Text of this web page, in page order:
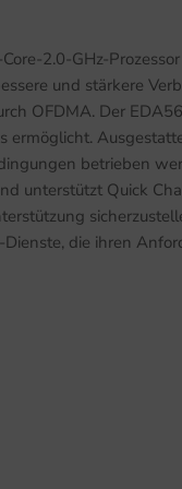
2.0-GHz-
und stärkere
OFDMA. Der
betrieben
unterstützt Quick
die ihren